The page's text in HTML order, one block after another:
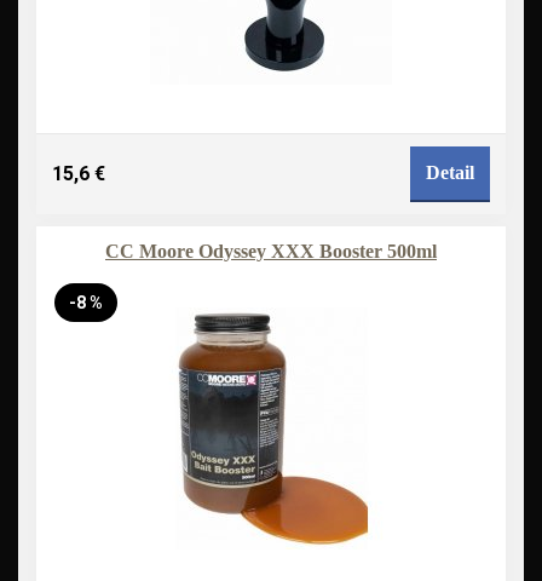
15,6 € Detail
CC Moore Odyssey XXX Booster 500ml
-8 %